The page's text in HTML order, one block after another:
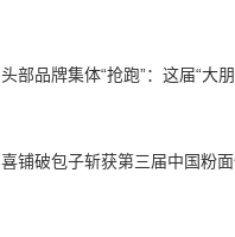
头部品牌集体“抢跑”：这届“大
喜铺破包子斩获第三届中国粉